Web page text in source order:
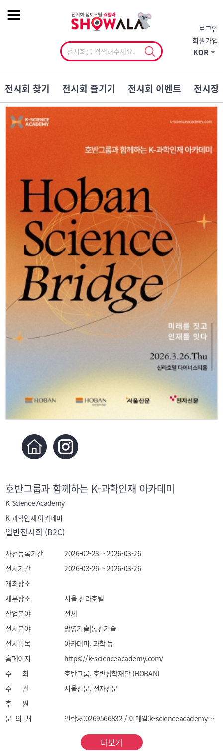
로그인
회원가입
KOR
전시회 찾기 전시회 즐기기 전시회 이벤트 전시장
호반그룹과 함께하는 K-과학인재 아카데미
K-Science Academy
K-과학인재 아카데미
일반전시회 (B2C)
사전등록기간
2026-02-23 ~ 2026-03-26
전시기간
2026-03-26 ~ 2026-03-26
개최장소
세부장소
서울 신라호텔
산업분야
전체
전시분야
방영기술|통신기술
전시품목
아카데미, 과학 등
홈페이지
https://k-scienceacademy.com/
주 최
호반그룹, 호반장학재단 (HOBAN)
주 관
서울신문, 전자신문
후 원
문 의 처
연락처:0269566832 / 이메일:k-scienceacademy@naver.com
더보기